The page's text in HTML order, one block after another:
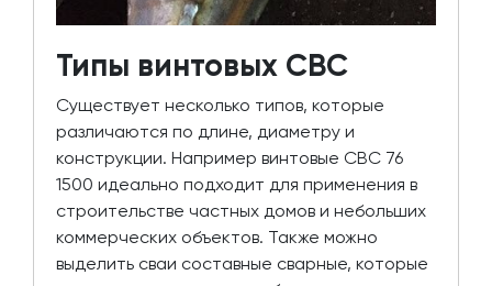
Типы винтовых СВС
Существует несколько типов, которые
различаются по длине, диаметру и
конструкции. Например винтовые СВС 76
1500 идеально подходит для применения в
строительстве частных домов и небольших
коммерческих объектов. Также можно
выделить сваи составные сварные, которые